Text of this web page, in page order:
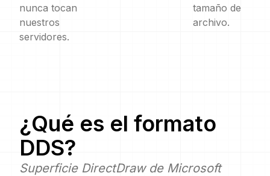
nunca tocan
nuestros
servidores.
tamaño de
archivo.
¿Qué es el formato
DDS?
Superficie DirectDraw de Microsoft